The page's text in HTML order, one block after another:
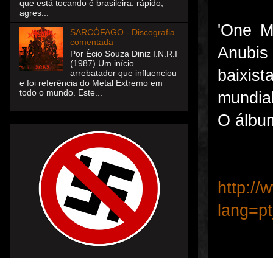
'One
O
http://
que está tocando é brasileira: rápido,
agres...
SARCÓFAGO - Discografia
comentada
Por Écio Souza Diniz I.N.R.I
(1987) Um início
arrebatador que influenciou
e foi referência do Metal Extremo em
todo o mundo. Este...